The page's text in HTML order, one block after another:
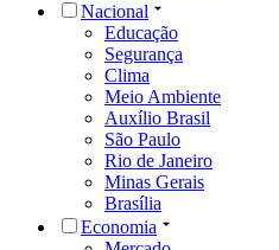
Nacional
Educação
Segurança
Clima
Meio Ambiente
Auxílio Brasil
São Paulo
Rio de Janeiro
Minas Gerais
Brasília
Economia